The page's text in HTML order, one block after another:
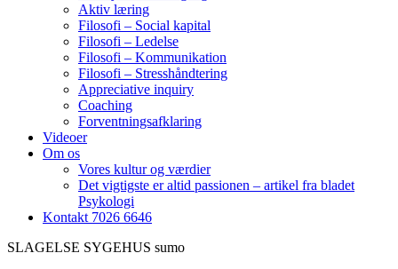
Aktiv læring
Filosofi – Social kapital
Filosofi – Ledelse
Filosofi – Kommunikation
Filosofi – Stresshåndtering
Appreciative inquiry
Coaching
Forventningsafklaring
Videoer
Om os
Vores kultur og værdier
Det vigtigste er altid passionen – artikel fra bladet
Psykologi
Kontakt 7026 6646
SLAGELSE SYGEHUS sumo